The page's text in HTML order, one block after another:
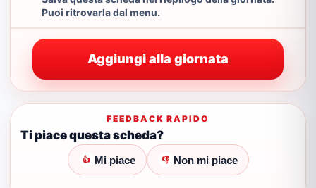
Puoi ritrovarla dal menu.
Aggiungi alla giornata
FEEDBACK RAPIDO
Ti piace questa scheda?
👍 Mi piace 👎 Non mi piace